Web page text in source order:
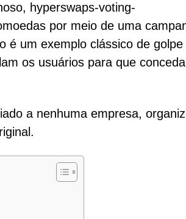
hyperswaps-voting-
por meio de uma
é um exemplo clássico de golpe
os usuários para que
a nenhuma empresa,